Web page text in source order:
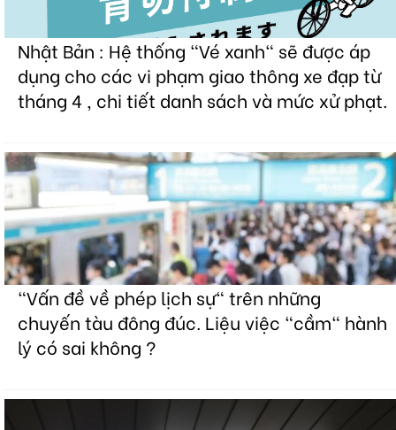
Nhật Bản : Hệ thống "Vé xanh" sẽ được áp
dụng cho các vi phạm giao thông xe đạp từ
tháng 4 , chi tiết danh sách và mức xử phạt.
"Vấn đề về phép lịch sự" trên những
chuyến tàu đông đúc. Liệu việc "cầm" hành
lý có sai không ?